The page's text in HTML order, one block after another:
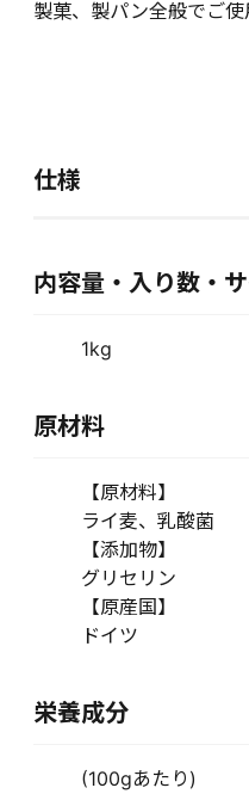
製菓、製パン全般でご使
仕様
内容量・入り数・
1kg
原材料
【原材料】
ライ麦、乳酸菌
【添加物】
グリセリン
【原産国】
ドイツ
栄養成分
(100gあたり)